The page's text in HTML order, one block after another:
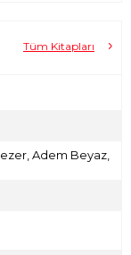
Tüm Kitapları
Adem Beyaz,